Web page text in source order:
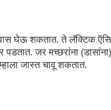
वास घेऊ शकतात. ते लॅक्टिक
पडतात. जर मच्छरांना
जास्त चावू शकतात.